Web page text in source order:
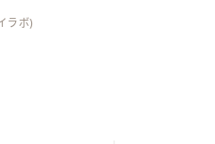
ラボ)